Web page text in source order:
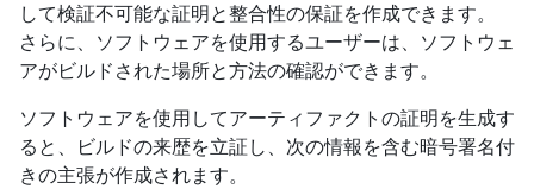
して検証不可能な証明と整合性の保証を作成できます。
さらに、ソフトウェアを使用するユーザーは、ソフトウェ
アがビルドされた場所と方法の確認ができます。
ソフトウェアを使用してアーティファクトの証明を生成す
ると、ビルドの来歴を立証し、次の情報を含む暗号署名付
きの主張が作成されます。